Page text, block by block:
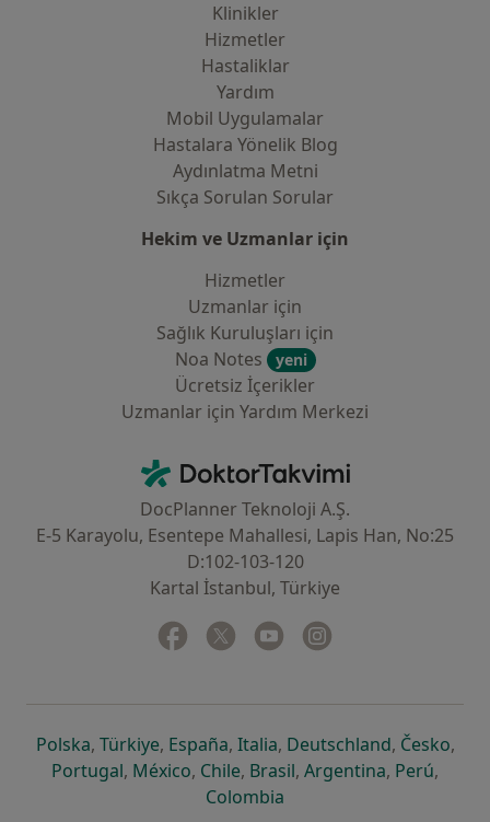
Klinikler
Hizmetler
Hastaliklar
Yardım
Mobil Uygulamalar
Hastalara Yönelik Blog
Aydınlatma Metni
Sıkça Sorulan Sorular
Hekim ve Uzmanlar için
Hizmetler
Uzmanlar için
Sağlık Kuruluşları için
Noa Notes
yeni
Ücretsiz İçerikler
Uzmanlar için Yardım Merkezi
DoktorTakvimi - Ana Sayfa
DocPlanner Teknoloji A.Ş.
E-5 Karayolu, Esentepe Mahallesi, Lapis Han, No:25
D:102-103-120
Kartal İstanbul, Türkiye
Facebook
yeni bir sekmede açılır
Twitter
yeni bir sekmede açılır
Youtube
yeni bir sekmede açılır
Polskayeni bir sekmede açılır
, Türkiyeyeni bir sekmede açılır
, Españayeni bir sekmede açılır
, Italiayeni bir sekmede açılır
, Deutschlandyeni bir
, Českoyeni
,
Portugalyeni bir sekmede açılır
, Méxicoyeni bir sekmede açılır
, Chileyeni bir sekmede açılır
, Brasilyeni bir sekmede açılır
, Argentinayeni bir
, Perúyeni
,
Colombia